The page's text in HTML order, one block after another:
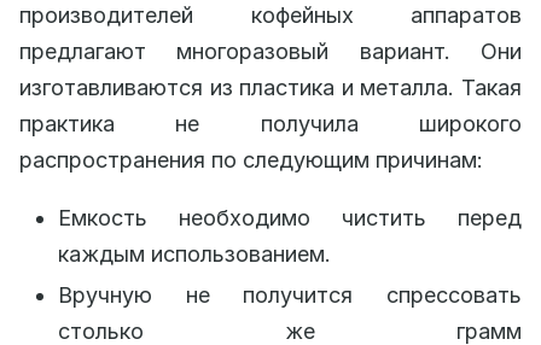
производителей кофейных аппаратов
предлагают многоразовый вариант. Они
изготавливаются из пластика и металла. Такая
практика не получила широкого
распространения по следующим причинам:
Емкость необходимо чистить перед
каждым использованием.
Вручную не получится спрессовать
столько же грамм